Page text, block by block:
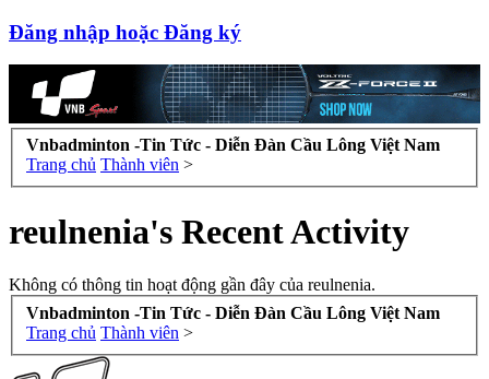
Đăng nhập hoặc Đăng ký
Vnbadminton -Tin Tức - Diễn Đàn Cầu Lông Việt Nam
Trang chủ Thành viên >
reulnenia's Recent Activity
Không có thông tin hoạt động gần đây của reulnenia.
Vnbadminton -Tin Tức - Diễn Đàn Cầu Lông Việt Nam
Trang chủ Thành viên >